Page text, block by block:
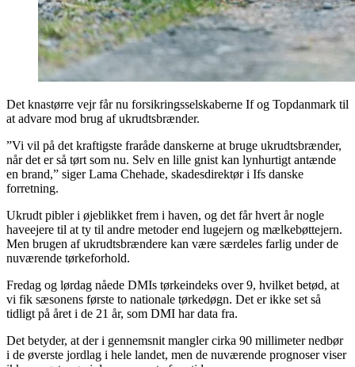
Det knastørre vejr får nu forsikringsselskaberne If og Topdanmark til
at advare mod brug af ukrudtsbrænder.
”Vi vil på det kraftigste fraråde danskerne at bruge ukrudtsbrænder,
når det er så tørt som nu. Selv en lille gnist kan lynhurtigt antænde
en brand,” siger Lama Chehade, skadesdirektør i Ifs danske
forretning.
Ukrudt pibler i øjeblikket frem i haven, og det får hvert år nogle
haveejere til at ty til andre metoder end lugejern og mælkebøttejern.
Men brugen af ukrudtsbrændere kan være særdeles farlig under de
nuværende tørkeforhold.
Fredag og lørdag nåede DMIs tørkeindeks over 9, hvilket betød, at
vi fik sæsonens første to nationale tørkedøgn. Det er ikke set så
tidligt på året i de 21 år, som DMI har data fra.
Det betyder, at der i gennemsnit mangler cirka 90 millimeter nedbør
i de øverste jordlag i hele landet, men de nuværende prognoser viser